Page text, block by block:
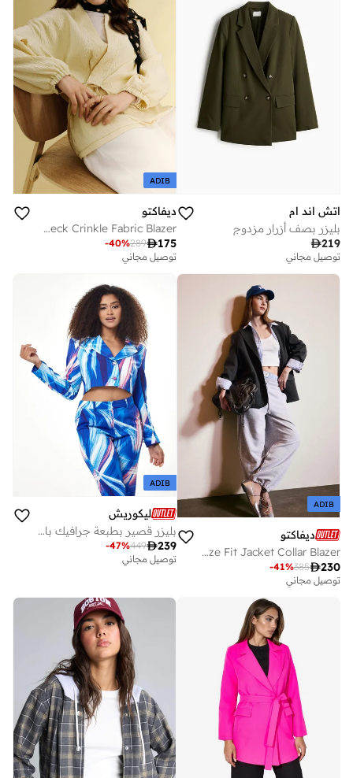
اتش اند ام
بليزر بصف أزرار مزدوج
219
توصيل مجاني
ADIB
ديفاكتو
Regular Fit V-Neck Crinkle Fabric Blazer
175
289
-40%
توصيل مجاني
ADIB
ديفاكتو
Oversize Fit Jacket Collar Blazer
230
385
-41%
توصيل مجاني
ADIB
ليكوريش
بليزر قصير بطبعة جرافيك باللون الأزرق
239
449
-47%
توصيل مجاني